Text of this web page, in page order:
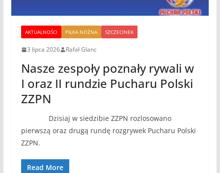
AKTUALNOŚCI PIŁKA NOŻNA SZCZECINEK
3 lipca 2026 Rafał Glanc
Nasze zespoły poznały rywali w
I oraz II rundzie Pucharu Polski
ZZPN
Dzisiaj w siedzibie ZZPN rozlosowano
pierwszą oraz drugą rundę rozgrywek Pucharu Polski
ZZPN.
Read More